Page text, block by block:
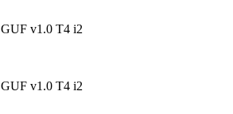
GUF v1.0 T4 i2
GUF v1.0 T4 i2